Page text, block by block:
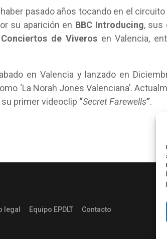
pasado años tocando en el
su aparición en BBC Introducing, sus
Conciertos de Viveros en Valencia,
en Valencia y lanzado en
‘La Norah Jones Valenciana’.
primer videoclip “Secret Farewells”.
legal Equipo EPDLT Contacto